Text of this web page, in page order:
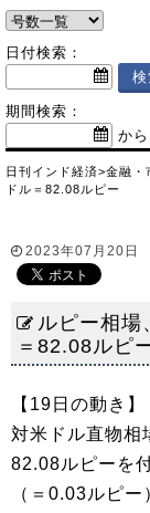
日付検索：
期間検索：
から
日刊インド経済>金融・
ドル＝82.08ルピー
2023年07月20日
ルピー相場
＝82.08ルピ
【19日の動き
対米ドル直物相
82.08ルピーを
（＝0.03ルピ